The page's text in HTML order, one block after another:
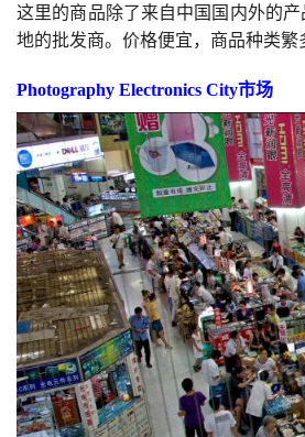
这里的商品除了来自中国国内外的
地的批发商。价格便宜，商品种类
Photography Electronics City市场